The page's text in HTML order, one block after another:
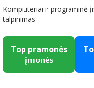
Kompiuteriai ir programinė
talpinimas
Top pramonės
įmonės